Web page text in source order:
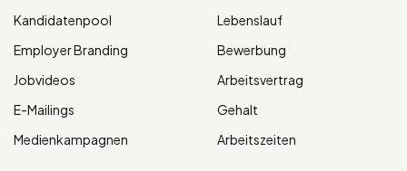
Kandidatenpool
Employer Branding
Jobvideos
E-Mailings
Medienkampagnen
Lebenslauf
Bewerbung
Arbeitsvertrag
Gehalt
Arbeitszeiten